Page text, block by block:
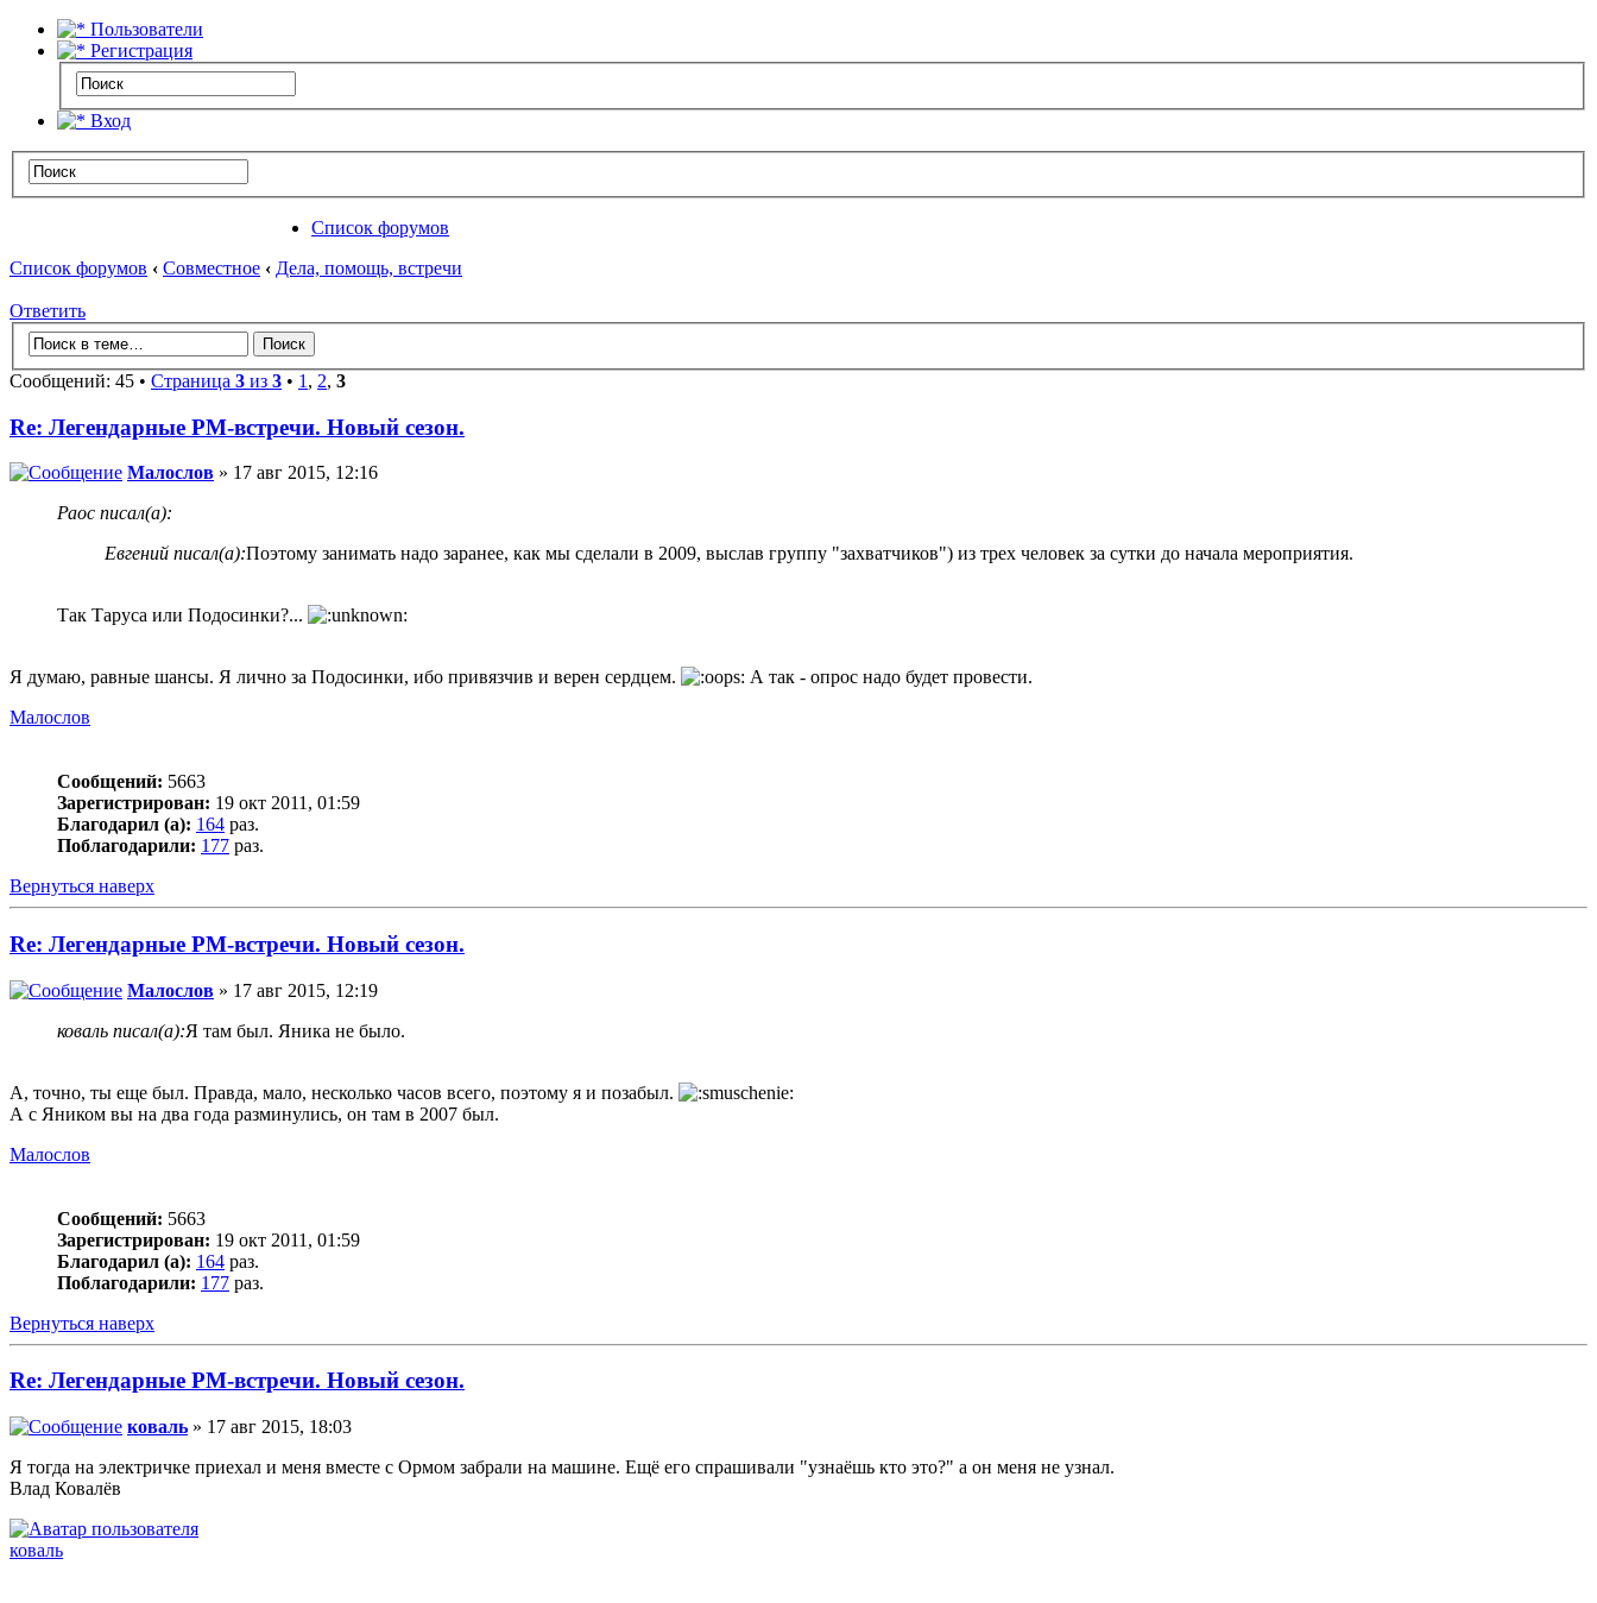
Пользователи
Регистрация
Вход
Список форумов
Список форумов ‹ Совместное ‹ Дела, помощь, встречи
Ответить
Сообщений: 45 • Страница 3 из 3 • 1 , 2, 3
Re: Легендарные РМ-встречи. Новый сезон.
Малослов » 17 авг 2015, 12:16
Раос писал(а):
Евгений писал(а):Поэтому занимать надо заранее, как мы сделали в 2009, выслав группу "захватчиков") из трех человек за сутки до начала мероприятия.
Так Таруса или Подосинки?...
Я думаю, равные шансы. Я лично за Подосинки, ибо привязчив и верен сердцем.
А так - опрос надо будет провести.
Малослов
Сообщений: 5663
Зарегистрирован: 19 окт 2011, 01:59
Благодарил (а): 164 раз.
Поблагодарили: 177 раз.
Вернуться наверх
Re: Легендарные РМ-встречи. Новый сезон.
Малослов » 17 авг 2015, 12:19
коваль писал(а):Я там был. Яника не было.
А, точно, ты еще был. Правда, мало, несколько часов всего, поэтому я и позабыл.
А с Яником вы на два года разминулись, он там в 2007 был.
Малослов
Сообщений: 5663
Зарегистрирован: 19 окт 2011, 01:59
Благодарил (а): 164 раз.
Поблагодарили: 177 раз.
Вернуться наверх
Re: Легендарные РМ-встречи. Новый сезон.
коваль » 17 авг 2015, 18:03
Я тогда на электричке приехал и меня вместе с Ормом забрали на машине. Ещё его спрашивали "узнаёшь кто это?" а он меня не узнал.
Влад Ковалёв
коваль